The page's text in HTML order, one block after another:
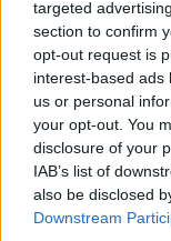
targeted
section to confirm
opt-out request is
interest-based ads
us or personal
your opt-out. You
disclosure of your
IAB’s list of
also be disclosed
Downstream
Witam od
myślę że to
Forum: